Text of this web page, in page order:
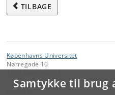
Samtykke til brug
TILBAGE
Københavns Universitet
Nørregade 10